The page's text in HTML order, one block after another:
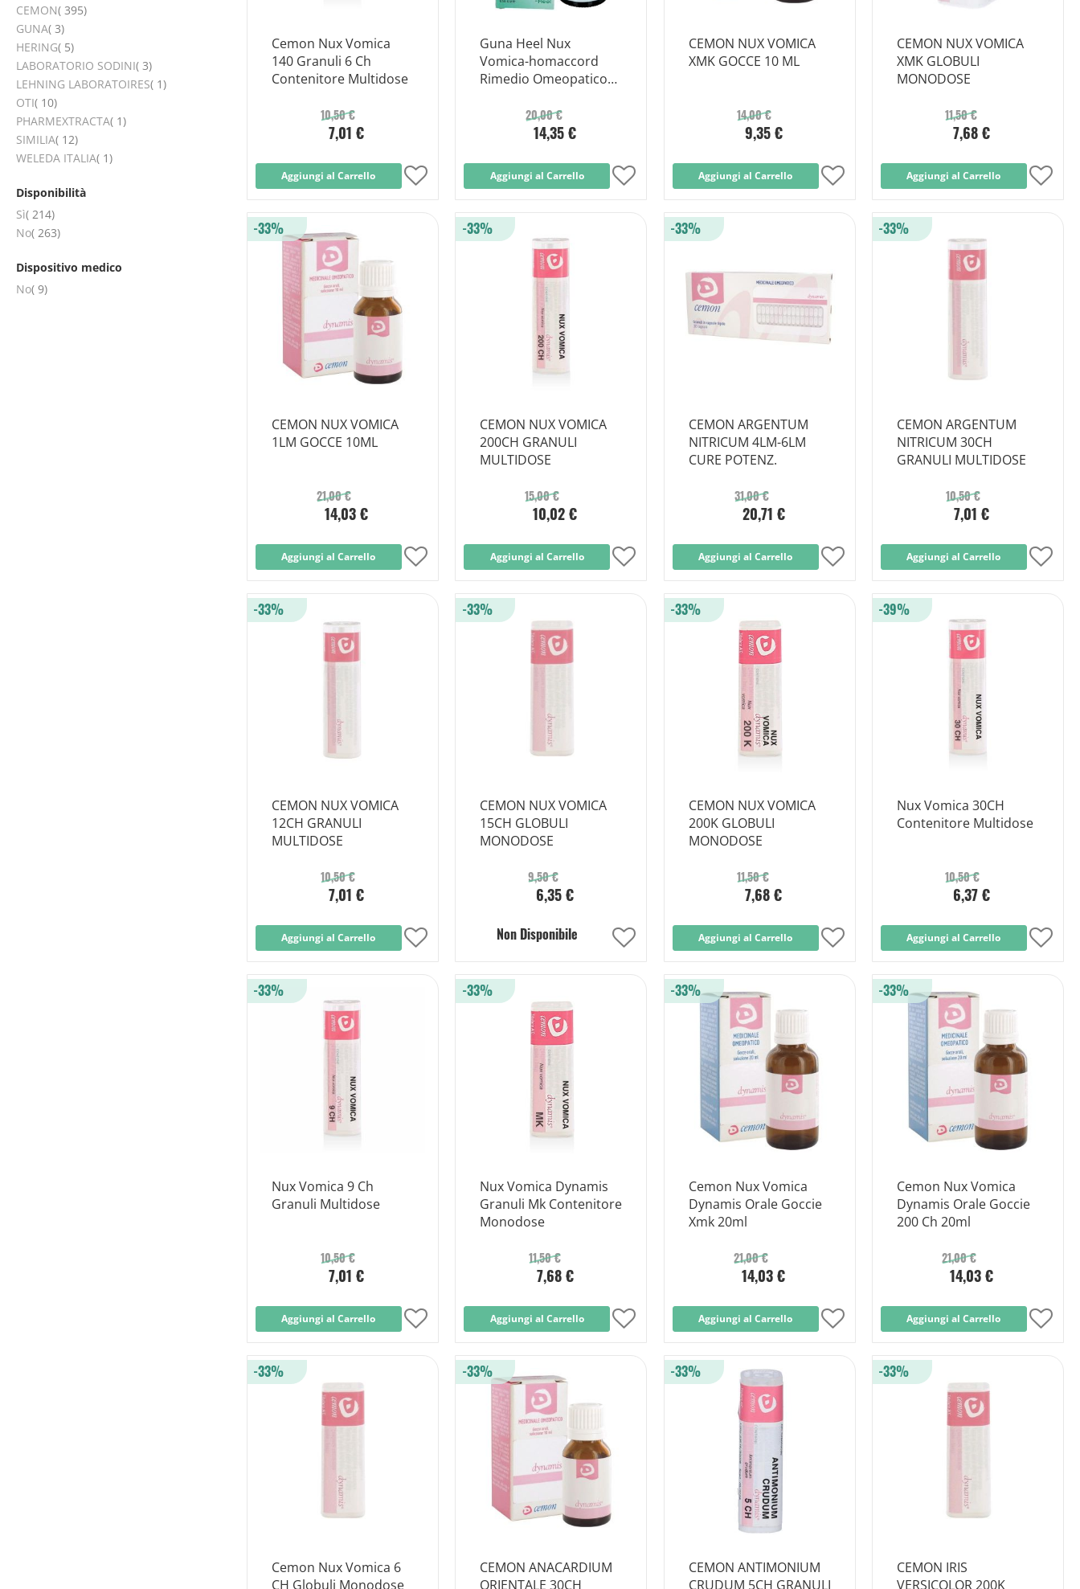
Cemon Nux Vomica
140 Granuli 6 Ch
Contenitore Multidose
10,50 €
7,01 €
Aggiungi al Carrello
Aggiungi
Guna Heel Nux
Vomica-homaccord
Rimedio Omeopatico
20,00 €
14,35 €
Aggiungi al Carrello
Aggiungi
CEMON NUX VOMICA
XMK GOCCE 10 ML
14,00 €
9,35 €
Aggiungi al Carrello
Aggiungi
CEMON NUX VOMICA
XMK GLOBULI
MONODOSE
11,50 €
7,68 €
Aggiungi al Carrello
CEMON NUX VOMICA
1LM GOCCE 10ML
21,00 €
14,03 €
-33%
Aggiungi al Carrello
Aggiungi
CEMON NUX VOMICA
200CH GRANULI
MULTIDOSE
15,00 €
10,02 €
-33%
Aggiungi al Carrello
Aggiungi
CEMON ARGENTUM
NITRICUM 4LM-6LM
CURE POTENZ.
31,00 €
20,71 €
-33%
Aggiungi al Carrello
Aggiungi
CEMON ARGENTUM
NITRICUM 30CH
GRANULI MULTIDOSE
10,50 €
7,01 €
-33%
Aggiungi al Carrello
CEMON NUX VOMICA
12CH GRANULI
MULTIDOSE
10,50 €
7,01 €
-33%
Aggiungi al Carrello
Aggiungi
CEMON NUX VOMICA
15CH GLOBULI
MONODOSE
9,50 €
6,35 €
-33%
Non Disponibile
Aggiungi
CEMON NUX VOMICA
200K GLOBULI
MONODOSE
11,50 €
7,68 €
-33%
Aggiungi al Carrello
Aggiungi
Nux Vomica 30CH
Contenitore Multidose
10,50 €
6,37 €
-39%
Aggiungi al Carrello
Nux Vomica 9 Ch
Granuli Multidose
10,50 €
7,01 €
-33%
Aggiungi al Carrello
Aggiungi
Nux Vomica Dynamis
Granuli Mk Contenitore
Monodose
11,50 €
7,68 €
-33%
Aggiungi al Carrello
Aggiungi
Cemon Nux Vomica
Dynamis Orale Goccie
Xmk 20ml
21,00 €
14,03 €
-33%
Aggiungi al Carrello
Aggiungi
Cemon Nux Vomica
Dynamis Orale Goccie
200 Ch 20ml
21,00 €
14,03 €
-33%
Aggiungi al Carrello
Cemon Nux Vomica 6
CH Globuli Monodose
-33%
CEMON ANACARDIUM
ORIENTALE 30CH
-33%
CEMON ANTIMONIUM
CRUDUM 5CH GRANULI
-33%
CEMON IRIS
VERSICOLOR 200K
-33%
CEMON 395elementi
GUNA 3elementi
HERING 5elementi
LABORATORIO SODINI 3elementi
LEHNING LABORATOIRES 1elemento
OTI 10elementi
PHARMEXTRACTA 1elemento
SIMILIA 12elementi
WELEDA ITALIA 1elemento
Disponibilità
Sì 214elementi
No 263elementi
Dispositivo medico
No 9elementi